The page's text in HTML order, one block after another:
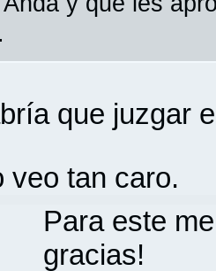
que juzgar
veo tan caro.
Para este
gracias!